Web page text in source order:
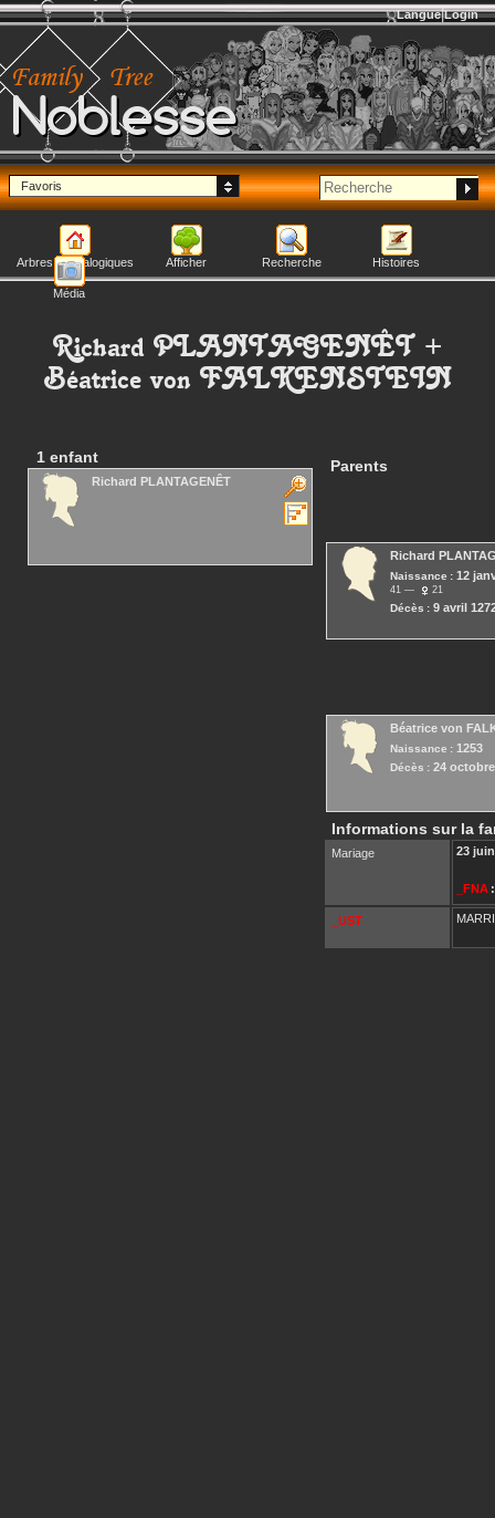
Noblesse
Langue Login
Favoris
Arbres généalogiques Afficher Recherche Histoires
Média
Richard PLANTAGENÊT +
Béatricevon FALKENSTEIN
1 enfant
Richard PLANTAGENÊT
Parents
Richard
Naissance : 12
41 21
Décès : 9 avril
Béatrice von
Naissance : 1253
Décès : 24
Informations sur la
Mariage 23
_FNA :
_UST